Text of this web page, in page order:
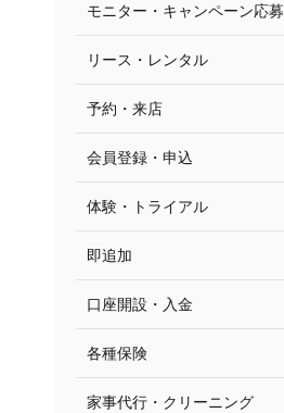
モニター・キャンペーン応募
リース・レンタル
予約・来店
会員登録・申込
体験・トライアル
即追加
口座開設・入金
各種保険
家事代行・クリーニング